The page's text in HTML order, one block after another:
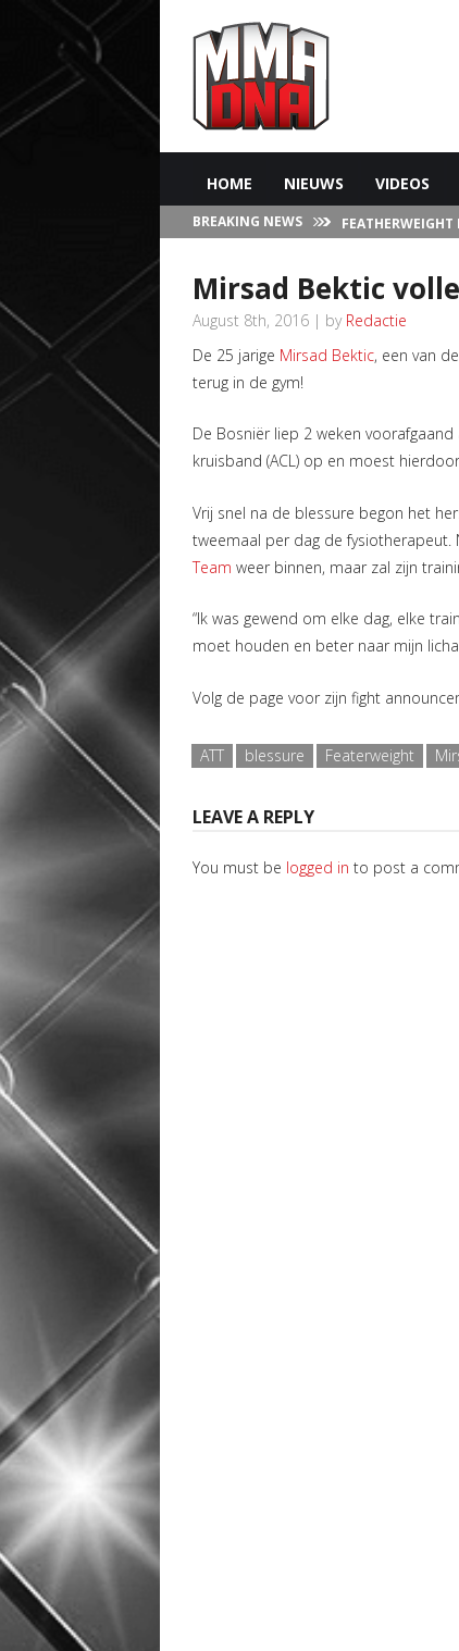
HOME NIEUWS VIDEOS
BREAKING NEWS
Mirsad Bektic
August 8th, 2016 | by Redactie
De 25 jarige Mirsad Bektic, een van
terug in de gym!
De Bosniër liep 2 weken
kruisband (ACL) op en moest
Vrij snel na de blessure begon het
tweemaal per dag de fysiotherapeut.
Team weer binnen, maar zal zijn
“Ik was gewend om elke dag, elke
moet houden en beter naar mijn
Volg de page voor zijn fight
ATT blessure Featerweight
LEAVE A REPLY
You must be logged in to post a